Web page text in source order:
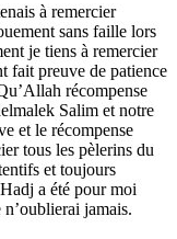
à remercier
sans faille lors
je tiens à remercier
fait preuve de patience
récompense
Salim et notre
et le récompense
tous les pèlerins du
et toujours
a été pour moi
jamais.